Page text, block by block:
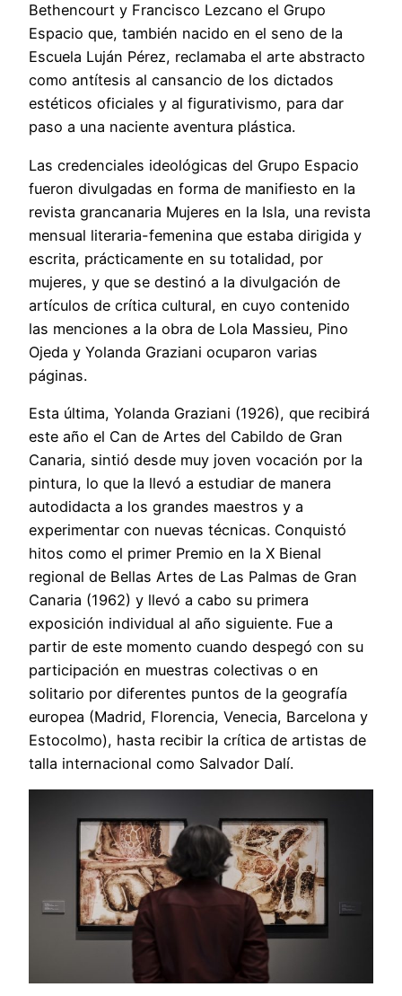
Bethencourt y Francisco Lezcano el Grupo
Espacio que, también nacido en el seno de la
Escuela Luján Pérez, reclamaba el arte abstracto
como antítesis al cansancio de los dictados
estéticos oficiales y al figurativismo, para dar
paso a una naciente aventura plástica.
Las credenciales ideológicas del Grupo Espacio
fueron divulgadas en forma de manifiesto en la
revista grancanaria Mujeres en la Isla, una revista
mensual literaria-femenina que estaba dirigida y
escrita, prácticamente en su totalidad, por
mujeres, y que se destinó a la divulgación de
artículos de crítica cultural, en cuyo contenido
las menciones a la obra de Lola Massieu, Pino
Ojeda y Yolanda Graziani ocuparon varias
páginas.
Esta última, Yolanda Graziani (1926), que recibirá
este año el Can de Artes del Cabildo de Gran
Canaria, sintió desde muy joven vocación por la
pintura, lo que la llevó a estudiar de manera
autodidacta a los grandes maestros y a
experimentar con nuevas técnicas. Conquistó
hitos como el primer Premio en la X Bienal
regional de Bellas Artes de Las Palmas de Gran
Canaria (1962) y llevó a cabo su primera
exposición individual al año siguiente. Fue a
partir de este momento cuando despegó con su
participación en muestras colectivas o en
solitario por diferentes puntos de la geografía
europea (Madrid, Florencia, Venecia, Barcelona y
Estocolmo), hasta recibir la crítica de artistas de
talla internacional como Salvador Dalí.